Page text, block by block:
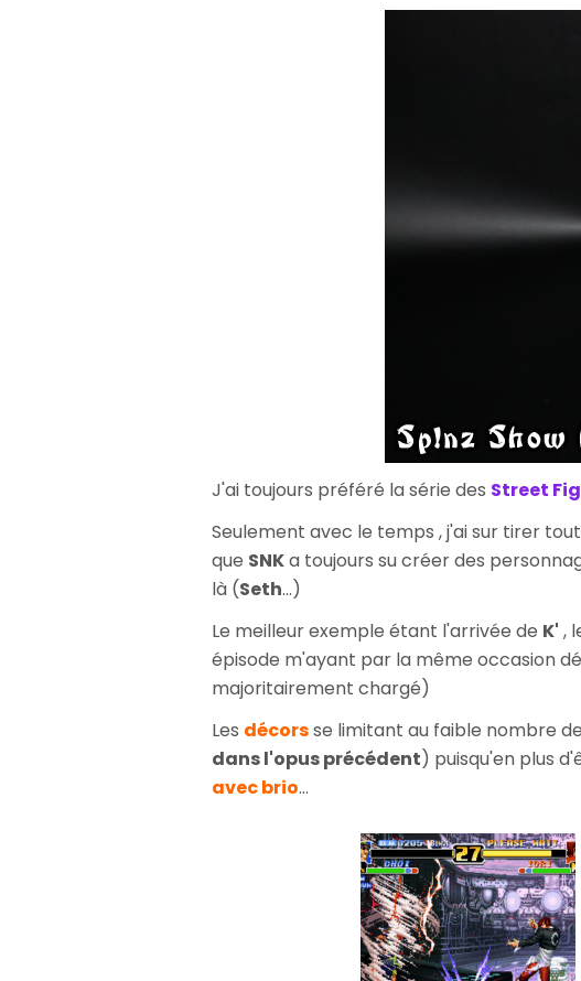
J'ai toujours préféré la série des Street
Seulement avec le temps , j'ai sur tirer
que SNKa toujours su créer des
là (Seth...)
Le meilleur exemple étant l'arrivée de K' ,
épisode m'ayant par la même occasion
majoritairement chargé)
Les décorsse limitant au faible nombre de
dans l'opus précédent) puisqu'en plus
avec brio...